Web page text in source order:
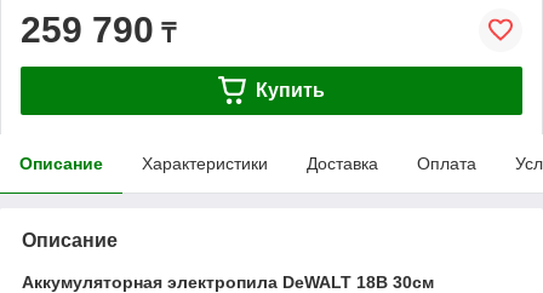
259 790 ₸
Купить
Описание Характеристики Доставка Оплата
Описание
Аккумуляторная электропила DeWALT 18В 30см